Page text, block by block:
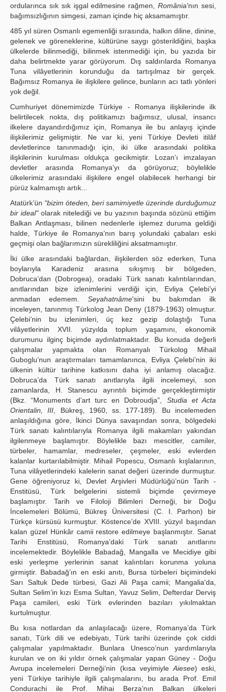
ordularınca sık sık işgal edilmesine rağmen,România'nın sesi,
bağımsızlığının simgesi, zaman içinde hiç aksamamıştır.
485 yıl süren Osmanlı egemenliği sırasında, halkın diline, dinine,
gelenek ve göreneklerine, kültürüne saygı gösterildiğini, başka
ülkelerde bilinmediği, bilinmek istenmediği için, bu yazıda bir
daha belirtmekte yarar görüyorum. Dış saldırılarda Romanya
Tuna vilâyetlerinin korunduğu da tartışılmaz bir gerçek.
Bağımsız Romanya ile ilişkilere gelince, bunların acı tatlı yönleri
yok değil.
Cumhuriyet dönemimizde Türkiye - Romanya ilişkilerinde ilk
belirtilecek nokta, dış politikamızı bağımsız, ulusal, insancı
ilkelere dayandırdığımız için, Romanya ile bu anlayış içinde
ilişkilerimiz gelişmiştir. Ne var ki, yeni Türkiye Devleti itilâf
devletlerince tanınmadığı için, iki ülke arasındaki politika
ilişkilerinin kurulması oldukça gecikmiştir. Lozan’ı imzalayan
devletler arasında Romanya’yı da görüyoruz; böylelikle
ülkelerimiz arasındaki ilişkilere engel olabilecek herhangi bir
pürüz kalmamıştı artık...
Atatürk’ün “bizim öteden, beri samimiyetle üzerinde durduğumuz
bir ideal"olarak nitelediği ve bu yazının başında sözünü ettiğim
Balkan Antlaşması, bilinen nedenlerle işlemez duruma geldiği
halde, Türkiye ile Romanya’nın barış yolundaki çabaları eski
geçmişi olan bağlarımızın sürekliliğini aksatmamıştır.
İki ülke arasındaki bağlardan, ilişkilerden söz ederken, Tuna
boylarıyla Karadeniz arasına sıkışmış bir bölgeden,
Dobruca’dan (Dobrogea), oradaki Türk sanatı kalıntılarından,
anıtlarından bize izlenimlerini verdiği için, Evliya Çelebi’yi
anmadan edemem. Seyahatnâme'sini bu bakımdan ilk
inceleyen, tanınmış Türkolog Jean Deny (1879-1963) olmuştur.
Çelebi’nin bu izlenimleri, üç kez gezip dolaştığı Tuna
vilâyetlerinin XVII. yüzyılda toplum yaşamını, ekonomik
durumunu ilginç biçimde aydınlatmaktadır. Bu konuda değerli
çalışmalar yapmakta olan Romanyalı Türkolog Mihail
Guboglu’nun araştırmaları tamamlanınca, Evliya Çelebi’nin iki
ülkenin kültür tarihine katkısını daha iyi anlamış olacağız.
Dobruca’da Türk sanatı anıtlarıyla ilgili incelemeyi, son
zamanlarda, H. Stanescu ayrıntılı biçimde gerçekleştirmiştir
(Bkz. “Monuments d’art turc en Dobroudja”, Studia et Acta
Orientalin, III , Bükreş, 1960, ss. 177-189). Bu incelemeden
anlaşıldığına göre, İkinci Dünya savaşından sonra, bölgedeki
Türk sanatı kalıntılarıyla Romanya ilgili makamları yakından
ilgilenmeye başlamıştır. Böylelikle bazı mescitler, camiler,
türbeler, hamamlar, medreseler, çeşmeler, eski evlerden
kalanlar kurtarılabilmiştir. Mihail Popescu, Osmanlı kışlalarının,
Tuna vilâyetlerindeki kalelerin sanat değeri üzerinde durmuştur.
Gene öğreniyoruz ki, Devlet Arşivleri Müdürlüğü’nün Tarih -
Enstitüsü, Türk belgelerini sistemli biçimde çevirmeye
başlamıştır. Tarih ve Filoloji Bilimleri Derneği, bir Doğu
İncelemeleri Bölümü, Bükreş Üniversitesi (C. I. Parhon) bir
Türkçe kürsüsü kurmuştur. Köstence’de XVIII. yüzyıl başından
kalan güzel Hünkâr camii restore edilmeye başlanmıştır. Sanat
Tarihi Enstitüsü, Romanya’daki Türk sanatı anıtlarını
incelemektedir. Böylelikle Babadağ, Mangalla ve Mecidiye gibi
eski yerleşme yerlerinin sanat kalıntıları korunma yoluna
girmiştir. Babadağ’ın en eski anıtı, Bursa türbeleri biçimindeki
Sarı Saltuk Dede türbesi, Gazi Ali Paşa camii; Mangalia'da,
Sultan Selim’in kızı Esma Sultan, Yavuz Selim, Defterdar Derviş
Paşa camileri, eski Türk evlerinden bazıları yıkılmaktan
kurtulmuştur.
Bu kısa notlardan da anlaşılacağı üzere, Romanya’da Türk
sanatı, Türk dili ve edebiyatı, Türk tarihi üzerinde çok ciddi
çalışmalar yapılmaktadır. Bunlara Unesco’nun yardımlarıyla
kurulan ve on iki yıldır örnek çalışmalar yapan Güney - Doğu
Avrupa incelemeleri Derneği’nin (kısa veyimiyle Aiesee) eski,
yeni Türkiye tarihiyle ilgili çalışmalarını, bu arada Prof. Emil
Condurachi ile Prof. Mihai Berza’nın Balkan ülkeleri